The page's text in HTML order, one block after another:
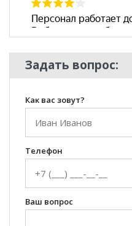
Задать вопрос:
Как вас зовут?
Телефон
Ваш вопрос